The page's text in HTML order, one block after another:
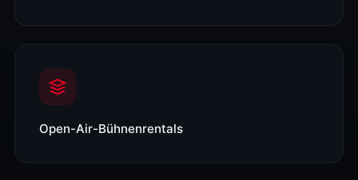
Open-Air-Bühnenrentals